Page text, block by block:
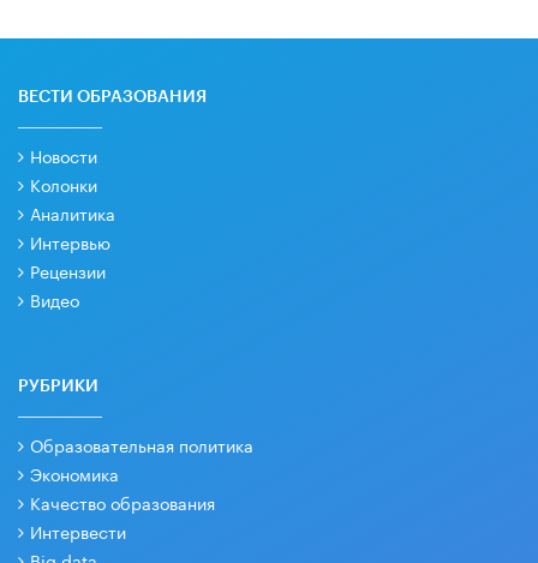
ВЕСТИ ОБРАЗОВАНИЯ
Новости
Колонки
Аналитика
Интервью
Рецензии
Видео
РУБРИКИ
Образовательная политика
Экономика
Качество образования
Интервести